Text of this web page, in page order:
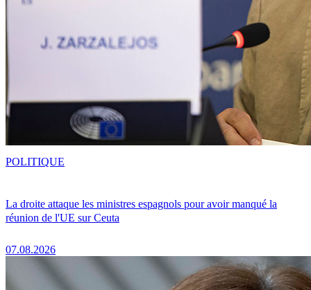
La droite attaque les ministres espagnols pour avoir manqué la
réunion de l'UE sur Ceuta
07.08.2026
POLITIQUE